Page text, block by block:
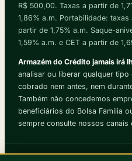
R$ 500,00. Taxas a partir de
1,86% a.m. Portabilidade:
partir de 1,75% a.m. Saque-
1,59% a.m. e CET a partir de
Armazém do Crédito jamais irá
analisar ou liberar qualquer
cobrado nem antes, nem
Também não concedemos
beneficiários do Bolsa Família
sempre consulte nossos